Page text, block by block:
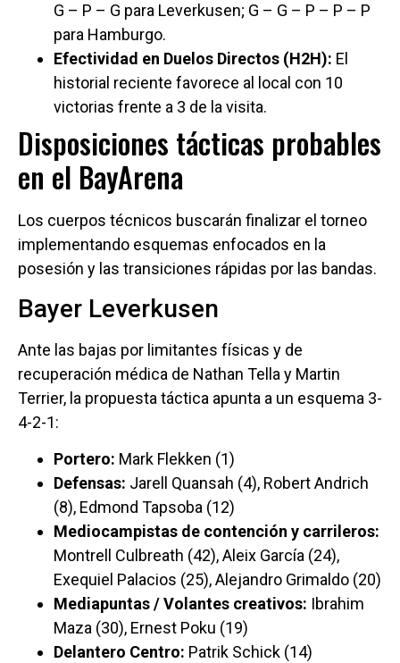
G – P – G para Leverkusen; G – G – P – P – P
para Hamburgo.
Efectividad en Duelos Directos (H2H): El
historial reciente favorece al local con 10
victorias frente a 3 de la visita.
Disposiciones tácticas probables
en el BayArena
Los cuerpos técnicos buscarán finalizar el torneo
implementando esquemas enfocados en la
posesión y las transiciones rápidas por las bandas.
Bayer Leverkusen
Ante las bajas por limitantes físicas y de
recuperación médica de Nathan Tella y Martin
Terrier, la propuesta táctica apunta a un esquema 3-
4-2-1:
Portero: Mark Flekken (1)
Defensas: Jarell Quansah (4), Robert Andrich
(8), Edmond Tapsoba (12)
Mediocampistas de contención y carrileros:
Montrell Culbreath (42), Aleix García (24),
Exequiel Palacios (25), Alejandro Grimaldo (20)
Mediapuntas / Volantes creativos: Ibrahim
Maza (30), Ernest Poku (19)
Delantero Centro: Patrik Schick (14)